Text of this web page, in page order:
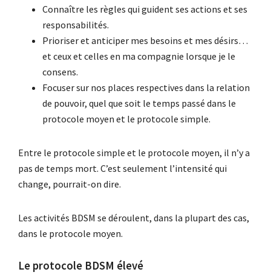
Connaître les règles qui guident ses actions et ses
responsabilités.
Prioriser et anticiper mes besoins et mes désirs…
et ceux et celles en ma compagnie lorsque je le
consens.
Focuser sur nos places respectives dans la relation
de pouvoir, quel que soit le temps passé dans le
protocole moyen et le protocole simple.
Entre le protocole simple et le protocole moyen, il n’y a
pas de temps mort. C’est seulement l’intensité qui
change, pourrait-on dire.
Les activités BDSM se déroulent, dans la plupart des cas,
dans le protocole moyen.
Le protocole BDSM élevé